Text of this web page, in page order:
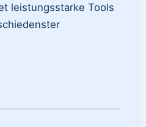
leistungsstarke Tools